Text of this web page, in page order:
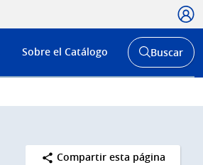
Menú
de
Sobre el Catálogo
Abrir
buscador
Buscar
Compartir esta página